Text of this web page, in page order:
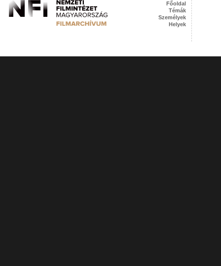
Főoldal
Témák
Személyek
Helyek